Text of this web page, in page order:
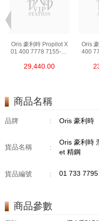
Oris 豪利時 Propilot X
01 400 7778 7155-07
29,440.00
Oris
400
商品名稱
品牌 : Oris 豪利時
貨品名稱 :
Oris 豪利時
et 精鋼
貨品編號 : 01 733
商品參數